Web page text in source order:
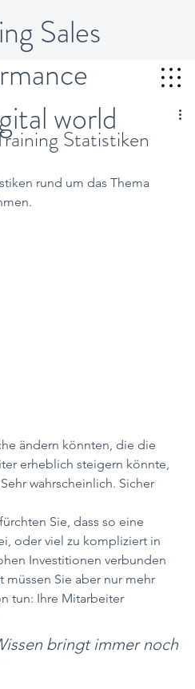
Sales
world
Statistiken
rund um das Thema
ändern könnten, die die
erheblich steigern könnte,
wahrscheinlich. Sicher
Sie, dass so eine
oder viel zu kompliziert in
Investitionen verbunden
Sie aber nur mehr
tun: Ihre Mitarbeiter
bringt immer noch